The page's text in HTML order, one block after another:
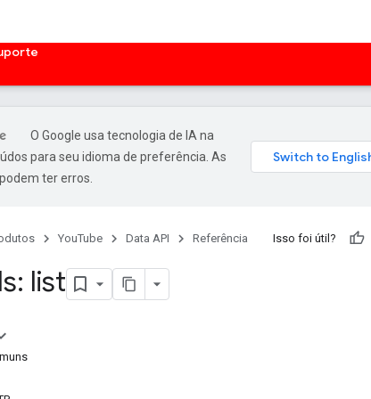
O Google usa tecnologia de IA na
para seu idioma de preferência. As
ter erros.
YouTube Data API Referência Isso foi útil?
list